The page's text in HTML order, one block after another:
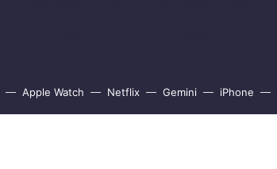
Apple Watch Netflix Gemini iPhone